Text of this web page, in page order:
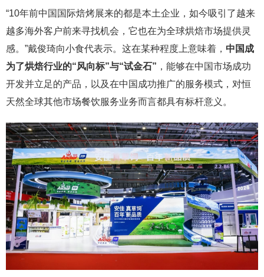
“10年前中国国际焙烤展来的都是本土企业，如今吸引了越来
越多海外客户前来寻找机会，它也在为全球烘焙市场提供灵
感。”戴俊琦向小食代表示。这在某种程度上意味着， 中国成
为了烘焙行业的“风向标”与“试金石” ，能够在中国市场成功
开发并立足的产品，以及在中国成功推广的服务模式，对恒
天然全球其他市场餐饮服务业务而言都具有标杆意义。